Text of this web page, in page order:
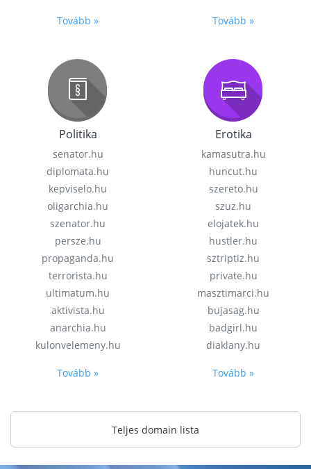
Tovább » Tovább »
Politika
senator.hu
diplomata.hu
kepviselo.hu
oligarchia.hu
szenator.hu
persze.hu
propaganda.hu
terrorista.hu
ultimatum.hu
aktivista.hu
anarchia.hu
kulonvelemeny.hu
Tovább »
Erotika
kamasutra.hu
huncut.hu
szereto.hu
szuz.hu
elojatek.hu
hustler.hu
sztriptiz.hu
private.hu
masztimarci.hu
bujasag.hu
badgirl.hu
diaklany.hu
Tovább »
Teljes domain lista